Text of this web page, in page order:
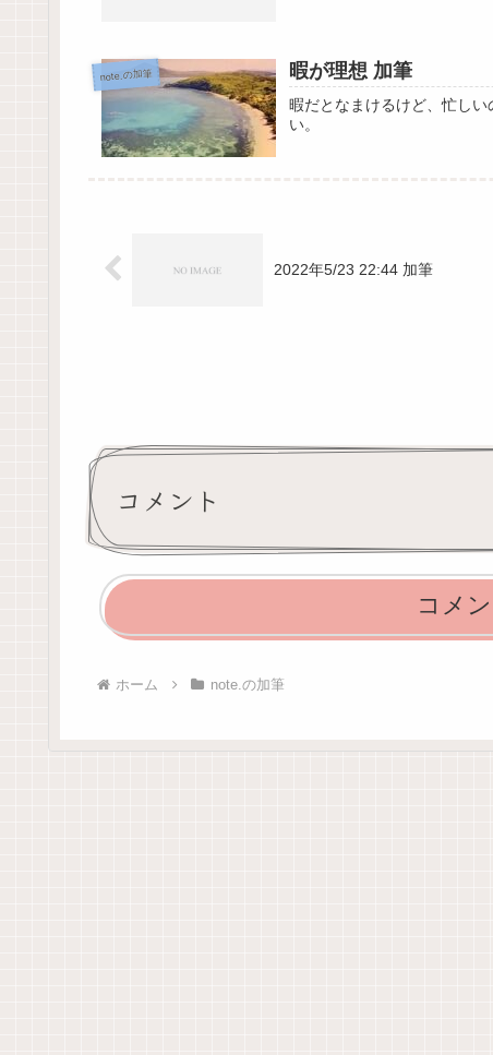
note.の加筆 暇が理想 加筆
暇だとなまけるけど、忙し
い。
2022年5/23 22:44 加筆
コメント
コメ
ホーム note.の加筆